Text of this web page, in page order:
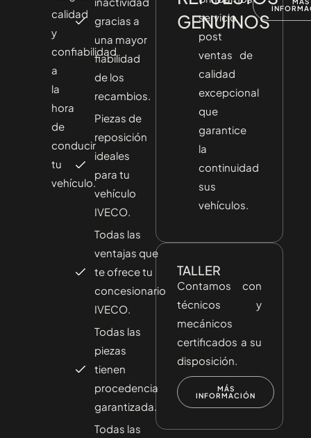
calidad
y
confiabilidad
a
la
hora
de
conducir
tu
vehículo.
gracias a
una mayor
fiabilidad
de los
recambios.
Piezas de
reposición
ideales
para tu
vehículo
IVECO.
Todas las
ventajas que
te ofrece tu
concesionario
IVECO.
Todas las
piezas
tienen
procedencia
garantizada.
Todas las
GENUINOS
servicio
post
ventas de
calidad
excepcional
que
garantice
la
continuidad
sus
vehículos.
TALLER
Contamos con
técnicos y
mecánicos
certificados a su
disposición.
MÁS
INFORMACIÓN